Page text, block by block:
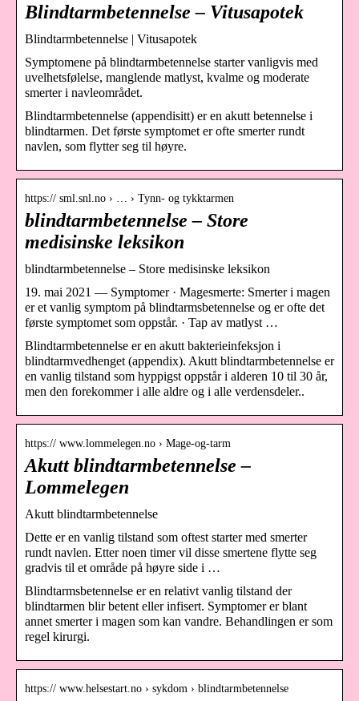
Blindtarmbetennelse – Vitusapotek
Blindtarmbetennelse | Vitusapotek
Symptomene på blindtarmbetennelse starter vanligvis med
uvelhetsfølelse, manglende matlyst, kvalme og moderate
smerter i navleområdet.
Blindtarmbetennelse (appendisitt) er en akutt betennelse i
blindtarmen. Det første symptomet er ofte smerter rundt
navlen, som flytter seg til høyre.
https:// sml.snl.no › … › Tynn- og tykktarmen
blindtarmbetennelse – Store
medisinske leksikon
blindtarmbetennelse – Store medisinske leksikon
19. mai 2021 — Symptomer · Magesmerte: Smerter i magen
er et vanlig symptom på blindtarmsbetennelse og er ofte det
første symptomet som oppstår. · Tap av matlyst …
Blindtarmbetennelse er en akutt bakterieinfeksjon i
blindtarmvedhenget (appendix). Akutt blindtarmbetennelse er
en vanlig tilstand som hyppigst oppstår i alderen 10 til 30 år,
men den forekommer i alle aldre og i alle verdensdeler..
https:// www.lommelegen.no › Mage-og-tarm
Akutt blindtarmbetennelse –
Lommelegen
Akutt blindtarmbetennelse
Dette er en vanlig tilstand som oftest starter med smerter
rundt navlen. Etter noen timer vil disse smertene flytte seg
gradvis til et område på høyre side i …
Blindtarmsbetennelse er en relativt vanlig tilstand der
blindtarmen blir betent eller infisert. Symptomer er blant
annet smerter i magen som kan vandre. Behandlingen er som
regel kirurgi.
https:// www.helsestart.no › sykdom › blindtarmbetennelse